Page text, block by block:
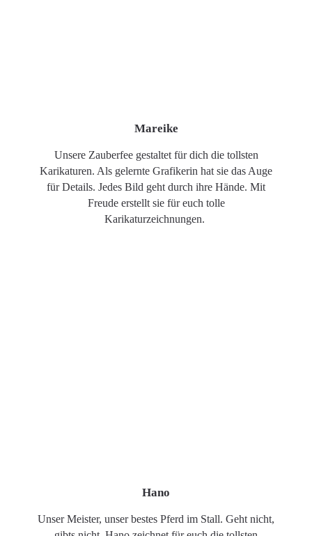
Mareike
Unsere Zauberfee gestaltet für dich die tollsten
Karikaturen. Als gelernte Grafikerin hat sie das Auge
für Details. Jedes Bild geht durch ihre Hände. Mit
Freude erstellt sie für euch tolle
Karikaturzeichnungen.
Hano
Unser Meister, unser bestes Pferd im Stall. Geht nicht,